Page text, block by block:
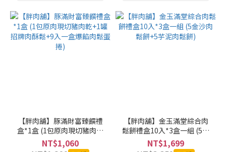
【胖肉舖】豚滿財富臻饌禮
盒*1盒 (1包原肉現切豬肉乾
+1罐招牌肉酥鬆+9入一盒爆
餡肉鬆蛋捲)
NT$1,060
【胖肉舖】金玉滿堂綜合肉
鬆餅禮盒10入*3盒一組 (5金
沙肉鬆餅+5芋泥肉鬆餅)
NT$1,699